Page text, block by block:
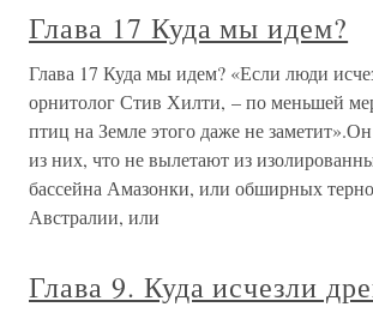
Глава 17 Куда мы идем?
Глава 17 Куда мы идем? «Если люди
орнитолог Стив Хилти, – по меньшей
птиц на Земле этого даже не
из них, что не вылетают из
бассейна Амазонки, или обширных
Австралии, или
Глава 9. Куда исчезли